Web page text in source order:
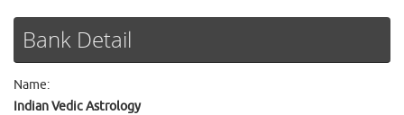
Bank Detail
Name:
Indian Vedic Astrology